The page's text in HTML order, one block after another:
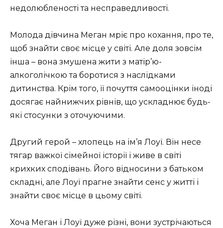
недолюбленості та несправедливості.
Молода дівчина Меган мріє про кохання, про те,
щоб знайти своє місце у світі. Але доля зовсім
інша – вона змушена жити з матір’ю-
алкоголічкою та боротися з наслідками
дитинства. Крім того, її почуття самооцінки іноді
досягає найнижчих рівнів, що ускладнює будь-
які стосунки з оточуючими.
Другий герой – хлопець на ім’я Лоуї. Він несе
тягар важкої сімейної історії і живе в світі
крихких сподівань. Його відносини з батьком
складні, але Лоуї прагне знайти сенс у житті і
знайти своє місце в цьому світі.
Хоча Меган і Лоуї дуже різні, вони зустрічаються